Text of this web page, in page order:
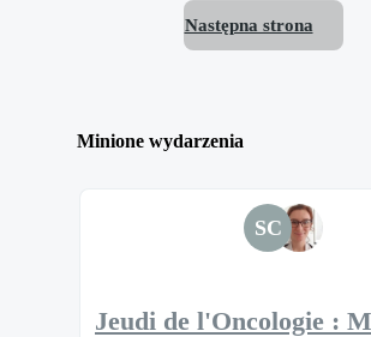
Następna strona
Minione wydarzenia
SC
Jeudi de l'Oncologie :